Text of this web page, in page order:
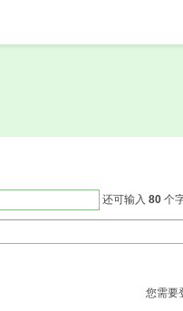
还可输入 80 个
您需要